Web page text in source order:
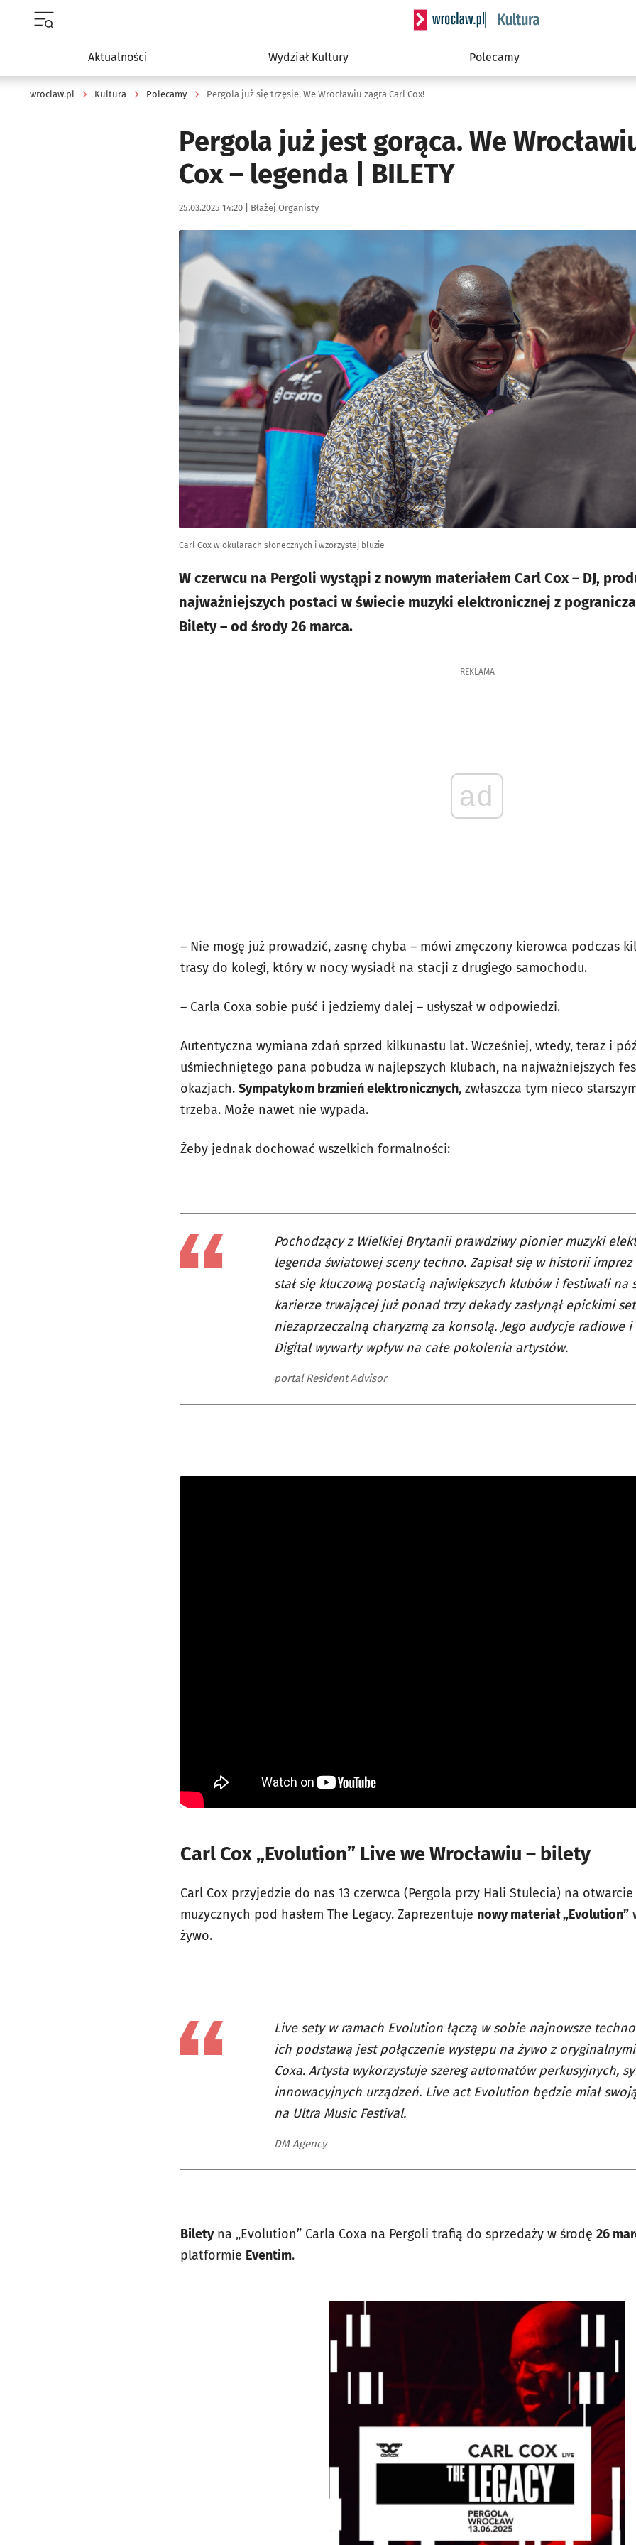
Serwis informacyjny wroclaw.pl podserwis:
Aktualności Wydział Kultury Polecamy
wroclaw.pl Kultura Polecamy Pergola już się trzęsie. We Wrocławiu zagra Carl Cox!
Pergola już jest gorąca. We
Cox – legenda | BILETY
Data publikacji:
25.03.2025 14:20 | Autor:
Błażej Organisty
Kliknij, aby powiększyć
Carl Cox w okularach słonecznych i wzorzystej bluzie
W czerwcu na Pergoli wystąpi z nowym materiałem Carl Cox – DJ,
najważniejszych postaci w świecie muzyki elektronicznej z
Bilety – od środy 26 marca.
REKLAMA
ad
– Nie mogę już prowadzić, zasnę chyba – mówi zmęczony kierowca podczas
trasy do kolegi, który w nocy wysiadł na stacji z drugiego samochodu.
– Carla Coxa sobie puść i jedziemy dalej – usłyszał w odpowiedzi.
Autentyczna wymiana zdań sprzed kilkunastu lat. Wcześniej, wtedy, teraz i
uśmiechniętego pana pobudza w najlepszych klubach, na najważniejszych
okazjach. Sympatykom brzmień elektronicznych, zwłaszcza tym nieco
trzeba. Może nawet nie wypada.
Żeby jednak dochować wszelkich formalności:
Pochodzący z Wielkiej Brytanii prawdziwy pionier muzyki
legenda światowej sceny techno. Zapisał się w historii
stał się kluczową postacią największych klubów i festiwali na
karierze trwającej już ponad trzy dekady zasłynął epickimi
niezaprzeczalną charyzmą za konsolą. Jego audycje radiowe
Digital wywarły wpływ na całe pokolenia artystów.
portal Resident Advisor
Carl Cox „Evolution” Live we Wrocławiu – bilety
Carl Cox przyjedzie do nas 13 czerwca (Pergola przy Hali Stulecia) na
muzycznych pod hasłem The Legacy. Zaprezentuje nowy materiał „Evolution”
żywo.
Live sety w ramach Evolution łączą w sobie najnowsze
ich podstawą jest połączenie występu na żywo z
Coxa. Artysta wykorzystuje szereg automatów perkusyjnych,
innowacyjnych urządzeń. Live act Evolution będzie miał
na Ultra Music Festival.
DM Agency
Biletyna „Evolution” Carla Coxa na Pergoli trafią do sprzedaży w środę 26
platformie Eventim.